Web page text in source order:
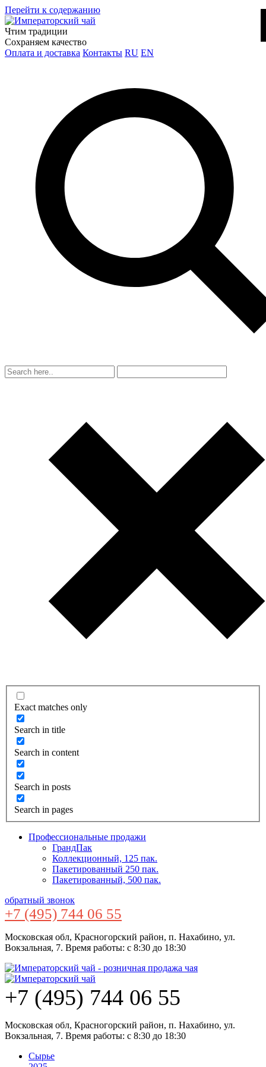
Перейти к содержанию
Чтим традиции
Сохраняем качество
Оплата и доставка Контакты RU EN
Exact matches only
Search in title
Search in content
Search in posts
Search in pages
Профессиональные продажи
ГрандПак
Коллекционный, 125 пак.
Пакетированный 250 пак.
Пакетированный, 500 пак.
обратный звонок
+7 (495) 744 06 55
Московская обл, Красногорский район, п. Нахабино, ул.
Вокзальная, 7. Время работы: с 8:30 до 18:30
+7 (495) 744 06 55
Московская обл, Красногорский район, п. Нахабино, ул.
Вокзальная, 7. Время работы: с 8:30 до 18:30
Сырье